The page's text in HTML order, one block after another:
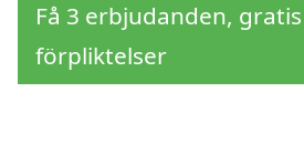
Få 3 erbjudanden,
förpliktelser